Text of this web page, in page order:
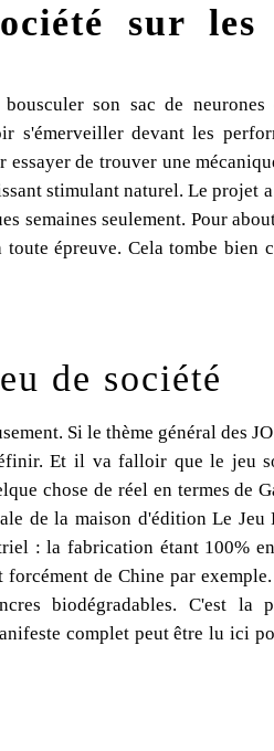
sur les
son sac de neurones
s'émerveiller devant les
essayer de trouver une
stimulant naturel. Le projet
semaines seulement. Pour
épreuve. Cela tombe bien
de société
Si le thème général des
Et il va falloir que le jeu
chose de réel en termes de
de la maison d'édition Le Jeu
: la fabrication étant 100%
de Chine par
biodégradables. C'est la
complet peut être lu ici